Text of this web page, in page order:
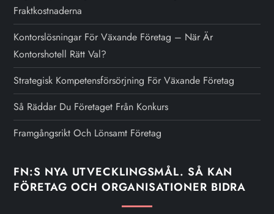
Fraktkostnaderna
Kontorslösningar För Växande Företag – När Är
Kontorshotell Rätt Val?
Strategisk Kompetensförsörjning För Växande Företag
Så Räddar Du Företaget Från Konkurs
Framgångsrikt Och Lönsamt Företag
FN:S NYA UTVECKLINGSMÅL. SÅ KAN
FÖRETAG OCH ORGANISATIONER BIDRA